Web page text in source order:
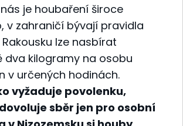
je houbaření široce
v zahraničí bývají pravidla
Rakousku lze nasbírat
dva kilogramy na osobu
v určených hodinách.
vyžaduje povolenku,
sběr jen pro osobní